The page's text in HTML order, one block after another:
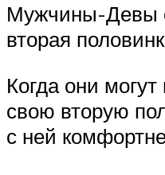
Мужчины-Девы
вторая
Когда они
свою вторую
с ней